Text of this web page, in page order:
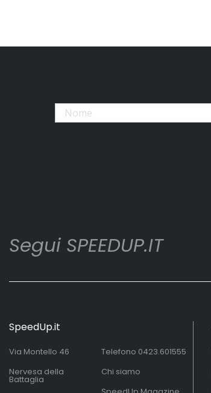
Segui SPEEDUP.IT
SpeedUp.it
Via Montello 46
Nervesa della
Battaglia
Telefono 0423.601555
Chi siamo